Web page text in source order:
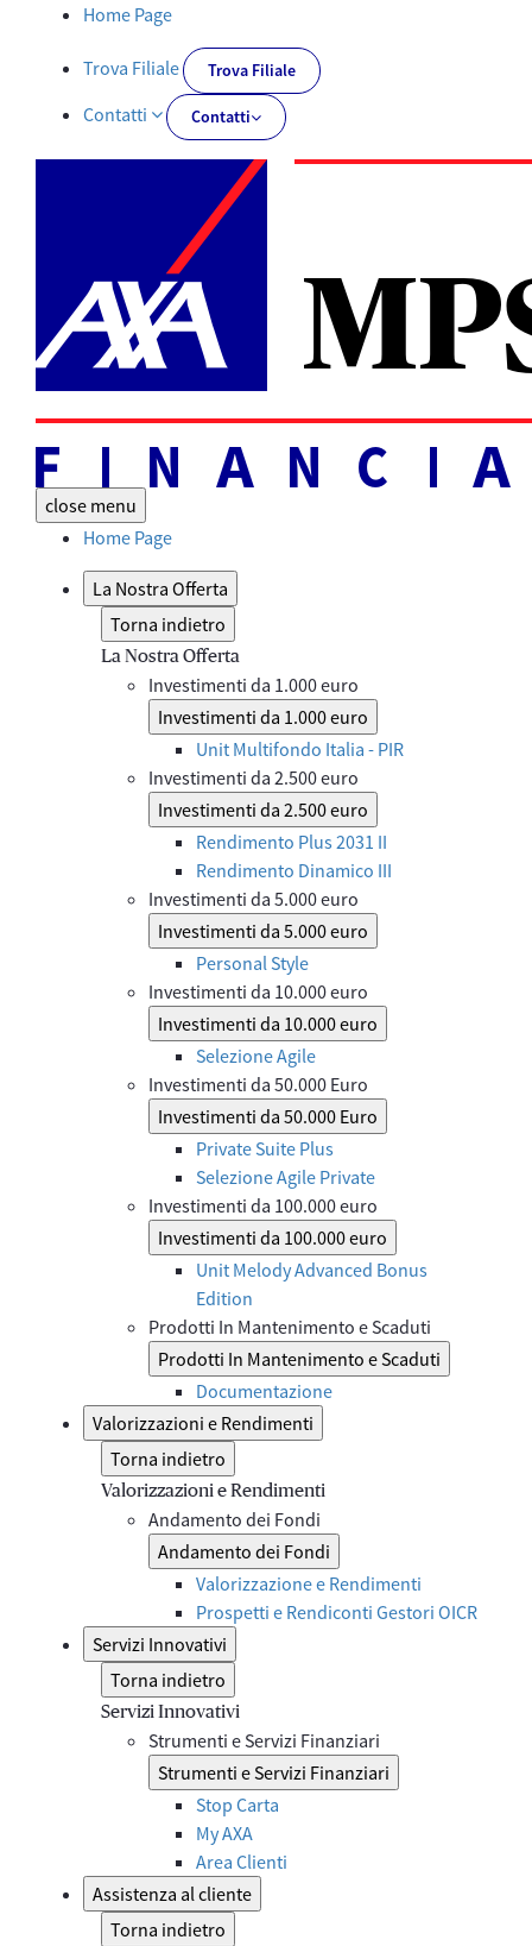
Documenti PRIIPs | AXA MPS Financial - AXA-MPSFINANCIAL.IT
Home Page
Trova Filiale Trova Filiale
Contatti Contatti
close menu
Home Page
La Nostra Offerta
Torna indietro
La Nostra Offerta
Investimenti da 1.000 euro
Investimenti da 1.000 euro
Unit Multifondo Italia - PIR
Investimenti da 2.500 euro
Investimenti da 2.500 euro
Rendimento Plus 2031 II
Rendimento Dinamico III
Investimenti da 5.000 euro
Investimenti da 5.000 euro
Personal Style
Investimenti da 10.000 euro
Investimenti da 10.000 euro
Selezione Agile
Investimenti da 50.000 Euro
Investimenti da 50.000 Euro
Private Suite Plus
Selezione Agile Private
Investimenti da 100.000 euro
Investimenti da 100.000 euro
Unit Melody Advanced Bonus
Edition
Prodotti In Mantenimento e Scaduti
Prodotti In Mantenimento e Scaduti
Documentazione
Valorizzazioni e Rendimenti
Torna indietro
Valorizzazioni e Rendimenti
Andamento dei Fondi
Andamento dei Fondi
Valorizzazione e Rendimenti
Prospetti e Rendiconti Gestori OICR
Servizi Innovativi
Torna indietro
Servizi Innovativi
Strumenti e Servizi Finanziari
Strumenti e Servizi Finanziari
Stop Carta
My AXA
Area Clienti
Assistenza al cliente
Torna indietro